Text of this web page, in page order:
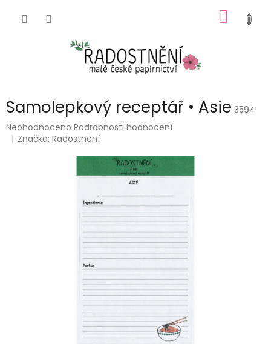
KOŠÍK
Samolepkový receptář • Asie 3594
Průměrné
hodnocení
Neohodnoceno Podrobnosti hodnocení
Značka:Radostnění